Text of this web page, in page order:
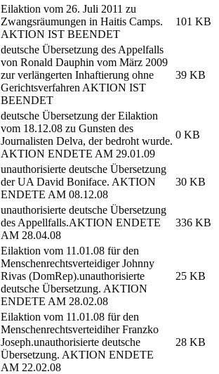
Eilaktion vom 26. Juli 2011 zu
Zwangsräumungen in Haitis Camps.
AKTION IST BEENDET
101 KB
deutsche Übersetzung des Appelfalls
von Ronald Dauphin vom März 2009
zur verlängerten Inhaftierung ohne
Gerichtsverfahren AKTION IST
BEENDET
39 KB
deutsche Übersetzung der Eilaktion
vom 18.12.08 zu Gunsten des
Journalisten Delva, der bedroht wurde.
AKTION ENDETE AM 29.01.09
0 KB
unauthorisierte deutsche Übersetzung
der UA David Boniface. AKTION
ENDETE AM 08.12.08
30 KB
unauthorisierte deutsche Übersetzung
des Appellfalls.AKTION ENDETE
AM 28.04.08
336 KB
Eilaktion vom 11.01.08 für den
Menschenrechtsverteidiger Johnny
Rivas (DomRep).unauthorisierte
deutsche Übersetzung. AKTION
ENDETE AM 28.02.08
25 KB
Eilaktion vom 11.01.08 für den
Menschenrechtsverteidiher Franzko
Joseph.unauthorisierte deutsche
Übersetzung. AKTION ENDETE
AM 22.02.08
28 KB